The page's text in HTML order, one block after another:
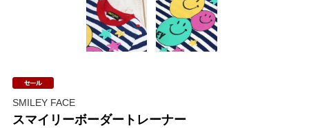
SMILEY FACE
スマイリーボーダートレーナー